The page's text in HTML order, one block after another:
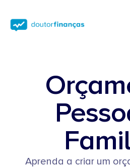
conteúdo
Aprenda a criar um